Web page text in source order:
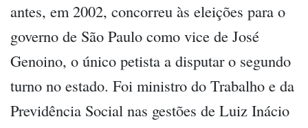
antes, em 2002, concorreu às eleições para o
governo de São Paulo como vice de José
Genoino, o único petista a disputar o segundo
turno no estado. Foi ministro do Trabalho e da
Previdência Social nas gestões de Luiz Inácio